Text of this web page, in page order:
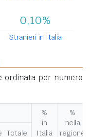
0,10%
Stranieri in Italia
ordinata per numero
%
in
Italia
%
nella
regione
Totale